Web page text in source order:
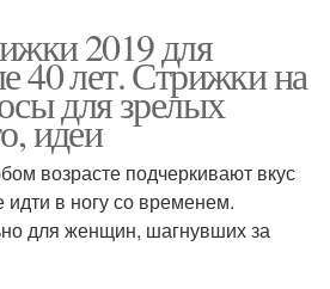
2019 для
40 лет. Стрижки на
для зрелых
идеи
возрасте подчеркивают вкус
в ногу со временем.
для женщин, шагнувших за